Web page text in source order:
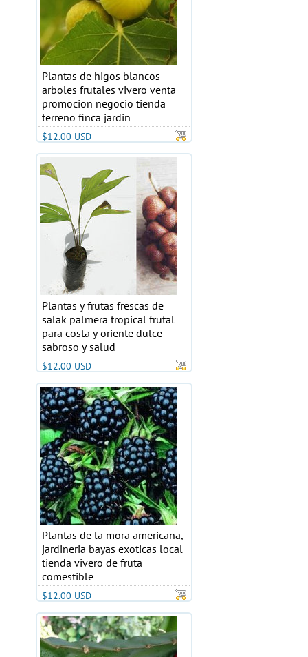
Plantas de higos blancos
arboles frutales vivero venta
promocion negocio tienda
terreno finca jardin
$12.00 USD
Plantas y frutas frescas de
salak palmera tropical frutal
para costa y oriente dulce
sabroso y salud
$12.00 USD
Plantas de la mora americana,
jardineria bayas exoticas local
tienda vivero de fruta
comestible
$12.00 USD